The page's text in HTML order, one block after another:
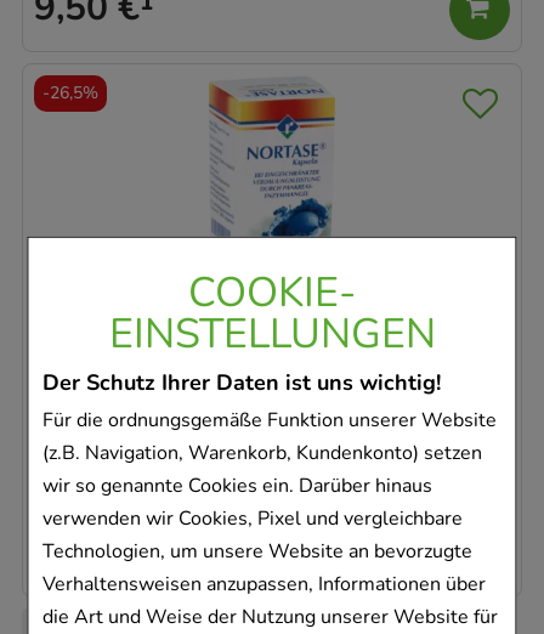
COOKIE-
EINSTELLUNGEN
Der Schutz Ihrer Daten ist uns wichtig!
Für die ordnungsgemäße Funktion unserer Website
(z.B. Navigation, Warenkorb, Kundenkonto) setzen
wir so genannte Cookies ein. Darüber hinaus
verwenden wir Cookies, Pixel und vergleichbare
Technologien, um unsere Website an bevorzugte
Verhaltensweisen anzupassen, Informationen über
die Art und Weise der Nutzung unserer Website für
NORTASE Kapseln
REPHA GmbH Biologische Arzneimittel
50St
Kapseln
01953699
Dieses Produkt ist zur Zeit nicht verfügbar
20,52 €¹
AVP 27,94 €²
0,41 €pro 1 Stk
-26,5%